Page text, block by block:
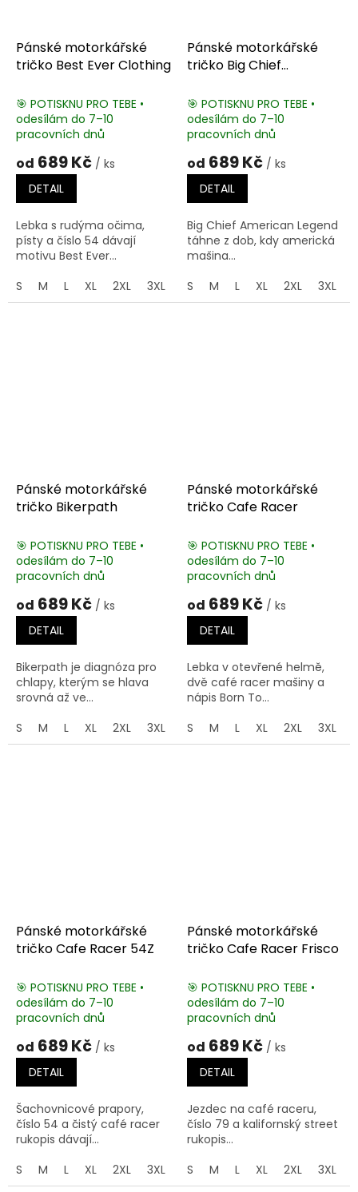
Pánské motorkářské
tričko Best Ever Clothing
🎯 POTISKNU PRO TEBE •
odesílám do 7–10
pracovních dnů
od 689 Kč / ks
DETAIL
Lebka s rudýma očima,
písty a číslo 54 dávají
motivu Best Ever...
S
M L XL 2XL 3XL 4XL 5XL
Pánské motorkářské
tričko Big Chief
🎯 POTISKNU PRO TEBE •
odesílám do 7–10
pracovních dnů
od 689 Kč / ks
DETAIL
Big Chief American Legend
táhne z dob, kdy americká
mašina...
S
M L XL 2XL 3XL
Pánské motorkářské
tričko Bikerpath
🎯 POTISKNU PRO TEBE •
odesílám do 7–10
pracovních dnů
od 689 Kč / ks
DETAIL
Bikerpath je diagnóza pro
chlapy, kterým se hlava
srovná až ve...
S
M L XL 2XL 3XL 4XL 5XL
Pánské motorkářské
tričko Cafe Racer
🎯 POTISKNU PRO TEBE •
odesílám do 7–10
pracovních dnů
od 689 Kč / ks
DETAIL
Lebka v otevřené helmě,
dvě café racer mašiny a
nápis Born To...
S
M L XL 2XL 3XL
Pánské motorkářské
tričko Cafe Racer 54Z
🎯 POTISKNU PRO TEBE •
odesílám do 7–10
pracovních dnů
od 689 Kč / ks
DETAIL
Šachovnicové prapory,
číslo 54 a čistý café racer
rukopis dávají...
S
M L XL 2XL 3XL 4XL 5XL
Pánské motorkářské
tričko Cafe Racer Frisco
🎯 POTISKNU PRO TEBE •
odesílám do 7–10
pracovních dnů
od 689 Kč / ks
DETAIL
Jezdec na café raceru,
číslo 79 a kalifornský street
rukopis...
S
M L XL 2XL 3XL